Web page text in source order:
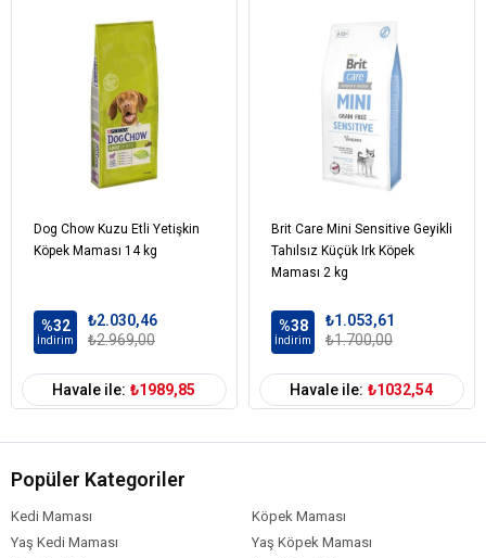
Kurutulmuş havuç
Kurutulmuş bezelye
Kurutulmuş şeker pancarı
Ciğer aroması
Kurutulmuş kuzu eti
Keten tohumu
Yetişkin (1-7 Yaş)
Köpek Maması
Formu
Köpek Maması
Tahıl Oranı
Tahıllı
Gereksinim
Köpek Irk
Boyutu
Tüm Irklara Uygun
İçerik
Dog Chow Kuzu Etli Yetişkin
Köpek Maması 14 kg
%32
İndirim
₺2.030,46
₺2.969,00
Havale ile: ₺1989,85
Brit Care Mini Sensitive Geyikli
Tahılsız Küçük Irk Köpek
Maması 2 kg
%38
İndirim
₺1.053,61
₺1.700,00
Havale ile: ₺1032,54
Popüler Kategoriler
Kedi Maması
Köpek Maması
Yaş Kedi Maması
Yaş Köpek Maması